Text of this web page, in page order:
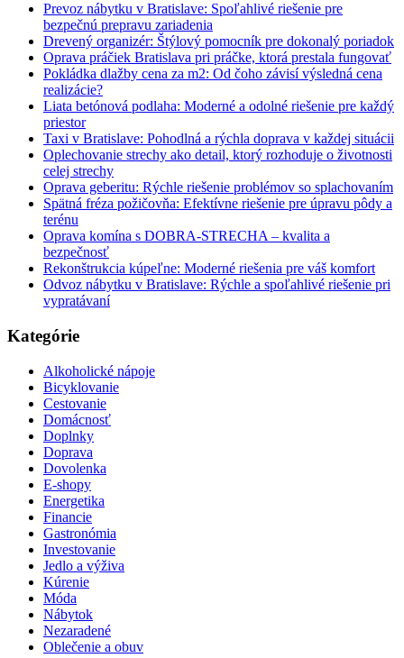
Prevoz nábytku v Bratislave: Spoľahlivé riešenie pre
bezpečnú prepravu zariadenia
Drevený organizér: Štýlový pomocník pre dokonalý poriadok
Oprava práčiek Bratislava pri práčke, ktorá prestala fungovať
Pokládka dlažby cena za m2: Od čoho závisí výsledná cena
realizácie?
Liata betónová podlaha: Moderné a odolné riešenie pre každý
priestor
Taxi v Bratislave: Pohodlná a rýchla doprava v každej situácii
Oplechovanie strechy ako detail, ktorý rozhoduje o životnosti
celej strechy
Oprava geberitu: Rýchle riešenie problémov so splachovaním
Spätná fréza požičovňa: Efektívne riešenie pre úpravu pôdy a
terénu
Oprava komína s DOBRA-STRECHA – kvalita a
bezpečnosť
Rekonštrukcia kúpeľne: Moderné riešenia pre váš komfort
Odvoz nábytku v Bratislave: Rýchle a spoľahlivé riešenie pri
vypratávaní
Kategórie
Alkoholické nápoje
Bicyklovanie
Cestovanie
Domácnosť
Doplnky
Doprava
Dovolenka
E-shopy
Energetika
Financie
Gastronómia
Investovanie
Jedlo a výživa
Kúrenie
Móda
Nábytok
Nezaradené
Oblečenie a obuv